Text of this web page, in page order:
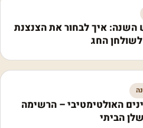
איך לבחור את הצנצנת
החג
האולטימטיבי – הרשימה
הביתי